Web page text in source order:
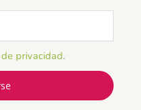
privacidad.